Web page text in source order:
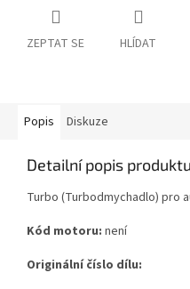
ZEPTAT SE HLÍDAT
Popis Diskuze
Detailní popis produktu
Turbo (Turbodmychadlo) pro
Kód motoru: není
Originální číslo dílu: